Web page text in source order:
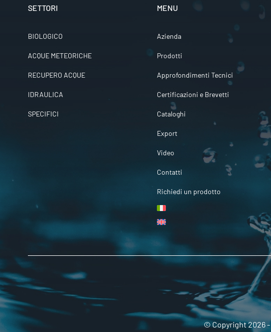
SETTORI
BIOLOGICO
ACQUE METEORICHE
RECUPERO ACQUE
IDRAULICA
SPECIFICI
MENU
Azienda
Prodotti
Approfondimenti Tecnici
Certificazioni e Brevetti
Cataloghi
Export
Video
Contatti
Richiedi un prodotto
© Copyright 2026 -